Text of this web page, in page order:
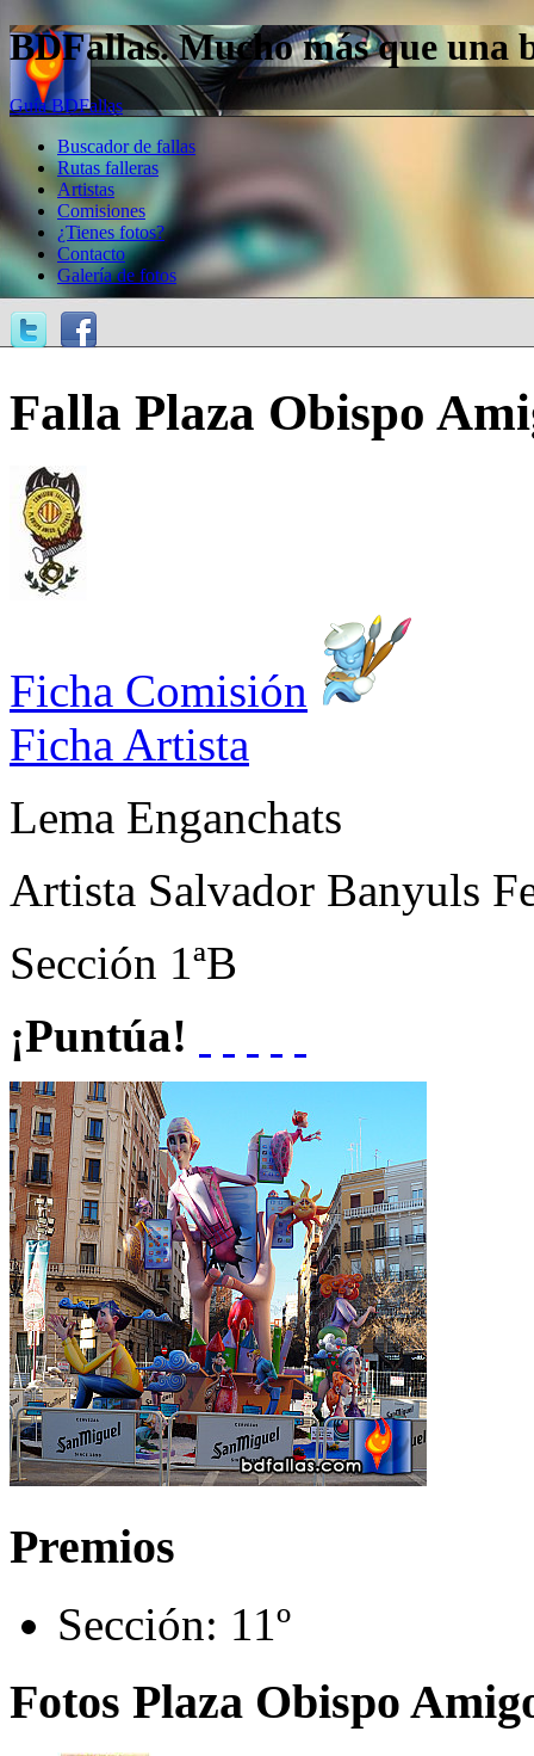
BDFallas. Mucho más que una
Guía BDFallas
Buscador de fallas
Rutas falleras
Artistas
Comisiones
¿Tienes fotos?
Contacto
Galería de fotos
Falla Plaza Obispo
Ficha Comisión
Ficha Artista
Lema Enganchats
Artista Salvador Banyuls
Sección 1ªB
¡Puntúa!
Premios
Sección: 11º
Fotos Plaza Obispo